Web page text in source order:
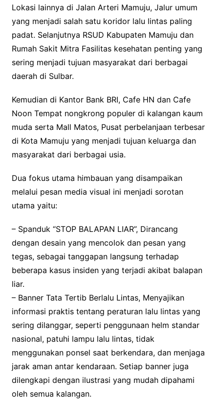
Lokasi lainnya di Jalan Arteri Mamuju, Jalur umum
yang menjadi salah satu koridor lalu lintas paling
padat. Selanjutnya RSUD Kabupaten Mamuju dan
Rumah Sakit Mitra Fasilitas kesehatan penting yang
sering menjadi tujuan masyarakat dari berbagai
daerah di Sulbar.
Kemudian di Kantor Bank BRI, Cafe HN dan Cafe
Noon Tempat nongkrong populer di kalangan kaum
muda serta Mall Matos, Pusat perbelanjaan terbesar
di Kota Mamuju yang menjadi tujuan keluarga dan
masyarakat dari berbagai usia.
Dua fokus utama himbauan yang disampaikan
melalui pesan media visual ini menjadi sorotan
utama yaitu:
– Spanduk “STOP BALAPAN LIAR”, Dirancang
dengan desain yang mencolok dan pesan yang
tegas, sebagai tanggapan langsung terhadap
beberapa kasus insiden yang terjadi akibat balapan
liar.
– Banner Tata Tertib Berlalu Lintas, Menyajikan
informasi praktis tentang peraturan lalu lintas yang
sering dilanggar, seperti penggunaan helm standar
nasional, patuhi lampu lalu lintas, tidak
menggunakan ponsel saat berkendara, dan menjaga
jarak aman antar kendaraan. Setiap banner juga
dilengkapi dengan ilustrasi yang mudah dipahami
oleh semua kalangan.